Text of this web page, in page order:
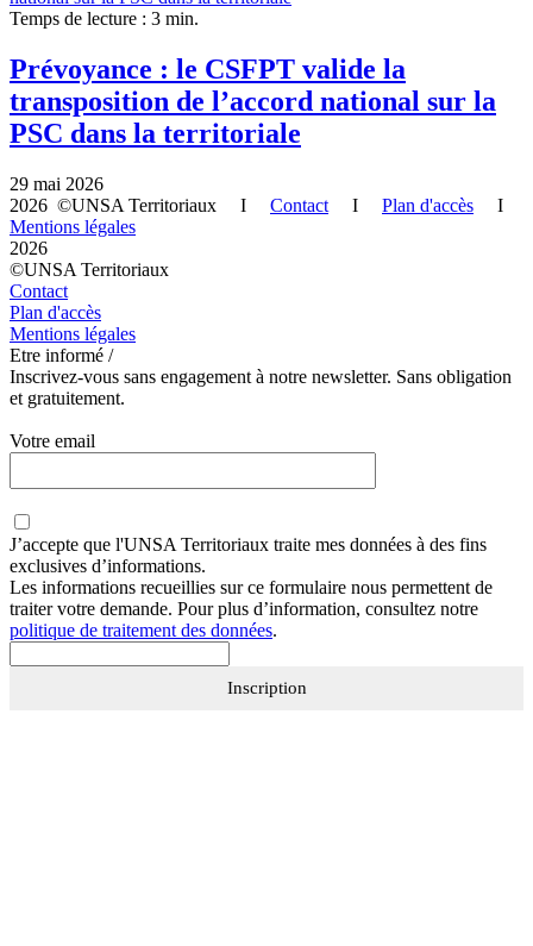
Temps de lecture : 3 min.
Prévoyance : le CSFPT valide la
transposition de l’accord national sur la
PSC dans la territoriale
29 mai 2026
2026 ©UNSA Territoriaux I Contact I Plan d'accès I
Mentions légales
2026
©UNSA Territoriaux
Contact
Plan d'accès
Mentions légales
Etre informé /
Inscrivez-vous sans engagement à notre newsletter. Sans obligation
et gratuitement.
Votre email
J’accepte que l'UNSA Territoriaux traite mes données à des fins
exclusives d’informations.
Les informations recueillies sur ce formulaire nous permettent de
traiter votre demande. Pour plus d’information, consultez notre
politique de traitement des données.
Inscription